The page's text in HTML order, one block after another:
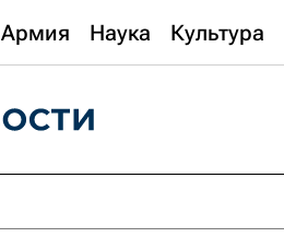
Армия Наука Культура